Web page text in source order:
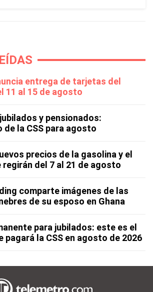
entrega de tarjetas del
11 al 15 de agosto
y pensionados:
de la CSS para agosto
precios de la gasolina y el
regirán del 7 al 21 de agosto
comparte imágenes de las
de su esposo en Ghana
para jubilados: este es el
pagará la CSS en agosto de 2026